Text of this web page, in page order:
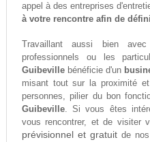
appel à des entreprises
à votre rencontre afin de
Travaillant aussi bien
professionnels ou les
Guibevillebénéficie d'un
misant tout sur la proximité
personnes, pilier du bon
Guibeville. Si vous êtes
vous rencontrer, et de visiter
prévisionnel et gratuitde nos